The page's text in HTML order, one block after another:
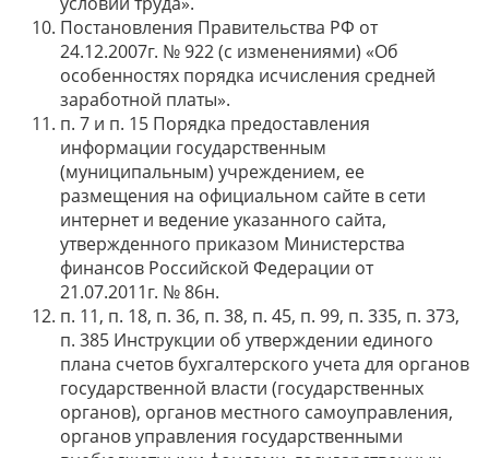
Постановления Правительства РФ от
24.12.2007г. № 922 (с изменениями) «Об
особенностях порядка исчисления средней
заработной платы».
п. 7 и п. 15 Порядка предоставления
информации государственным
(муниципальным) учреждением, ее
размещения на официальном сайте в сети
интернет и ведение указанного сайта,
утвержденного приказом Министерства
финансов Российской Федерации от
21.07.2011г. № 86н.
п. 11, п. 18, п. 36, п. 38, п. 45, п. 99, п. 335, п. 373,
п. 385 Инструкции об утверждении единого
плана счетов бухгалтерского учета для органов
государственной власти (государственных
органов), органов местного самоуправления,
органов управления государственными